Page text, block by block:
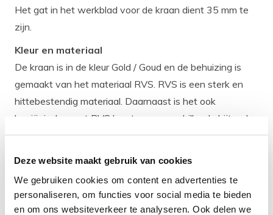
Deze website maakt gebruik van cookies
We gebruiken cookies om content en advertenties te
personaliseren, om functies voor social media te bieden
en om ons websiteverkeer te analyseren. Ook delen we
Het gat in het werkblad voor de kraan dient 35 mm te
zijn.
Kleur en materiaal
De kraan is in de kleur Gold / Goud en de behuizing is
gemaakt van het materiaal RVS. RVS is een sterk en
hittebestendig materiaal. Daarnaast is het ook
hygiënisch, want RVS kan tegen verschillende bijtende
zuren en materialen. RVS is ook onderhoudsvriendelijk
Eigenschappen
Kleur: Gold / Goud